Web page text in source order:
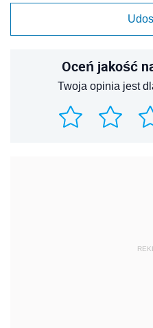
Oceń jakość
Twoja opinia jest